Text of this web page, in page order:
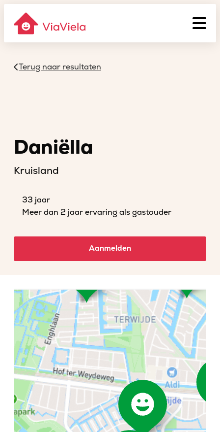
Terug naar resultaten
Daniëlla
Kruisland
33 jaar
Meer dan 2 jaar ervaring als gastouder
Aanmelden